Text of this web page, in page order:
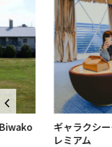
ギャラクシ
レミアム